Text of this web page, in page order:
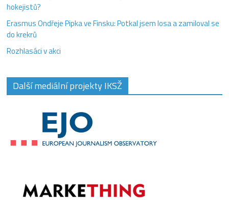
hokejistů?
Erasmus Ondřeje Pipka ve Finsku: Potkal jsem losa a zamiloval se
do krekrů
Rozhlasáci v akci
Další mediální projekty IKSŽ